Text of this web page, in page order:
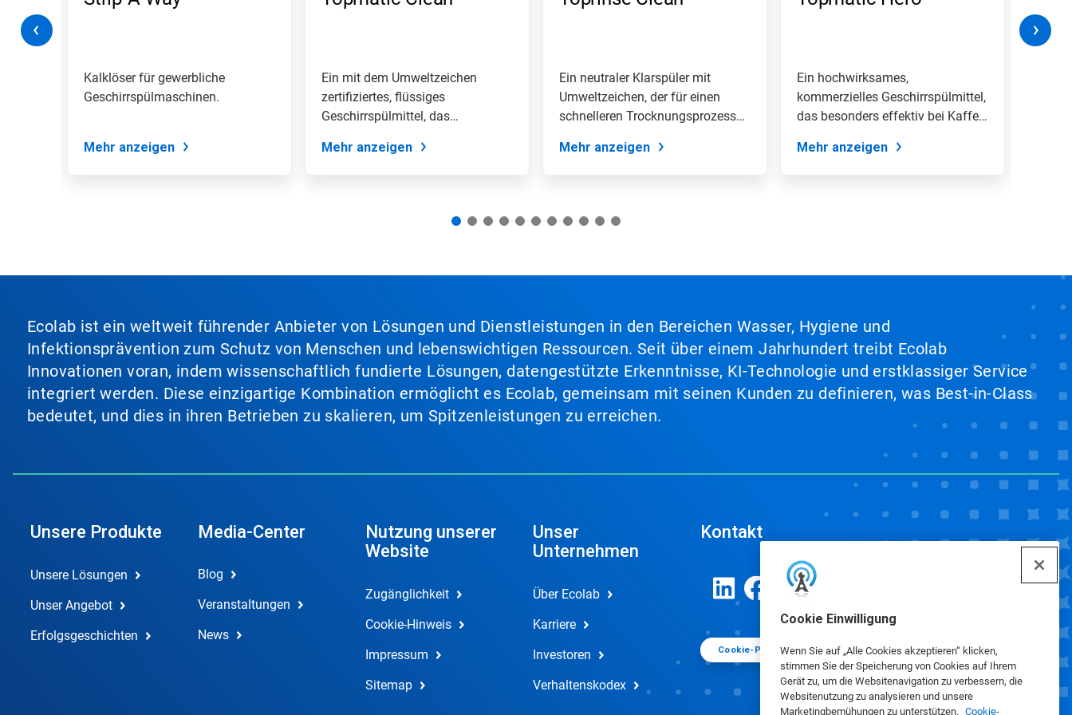
Cookie Einwilligung
Wenn Sie auf „Alle Cookies akzeptieren“ klicken,
stimmen Sie der Speicherung von Cookies auf Ihrem
Gerät zu, um die Websitenavigation zu verbessern, die
Websitenutzung zu analysieren und unsere
Marketingbemühungen zu unterstützen. Cookie-
Kalklöser für gewerbliche
Geschirrspülmaschinen.
Mehr anzeigen
Ein mit dem Umweltzeichen
zertifiziertes, flüssiges
Geschirrspülmittel, das
Mehr anzeigen
Ein neutraler Klarspüler mit
Umweltzeichen, der für einen
schnelleren Trocknungsprozess
Mehr anzeigen
Ein hochwirksames,
kommerzielles Geschirrspülmittel,
das besonders effektiv bei Kaffee-
Mehr anzeigen
Ecolab ist ein weltweit führender Anbieter von Lösungen und Dienstleistungen in den Bereichen Wasser, Hygiene und
Infektionsprävention zum Schutz von Menschen und lebenswichtigen Ressourcen. Seit über einem Jahrhundert treibt Ecolab
Innovationen voran, indem wissenschaftlich fundierte Lösungen, datengestützte Erkenntnisse, KI-Technologie und erstklassiger Service
integriert werden. Diese einzigartige Kombination ermöglicht es Ecolab, gemeinsam mit seinen Kunden zu definieren, was Best-in-Class
bedeutet, und dies in ihren Betrieben zu skalieren, um Spitzenleistungen zu erreichen.
Unsere Produkte
Unsere Lösungen
Unser Angebot
Erfolgsgeschichten
Media-Center
Blog
Veranstaltungen
News
Nutzung unserer
Website
Zugänglichkeit
Cookie-Hinweis
Impressum
Sitemap
Unser
Unternehmen
Über Ecolab
Karriere
Investoren
Verhaltenskodex
Kontakt
Cookie-Präferenzen